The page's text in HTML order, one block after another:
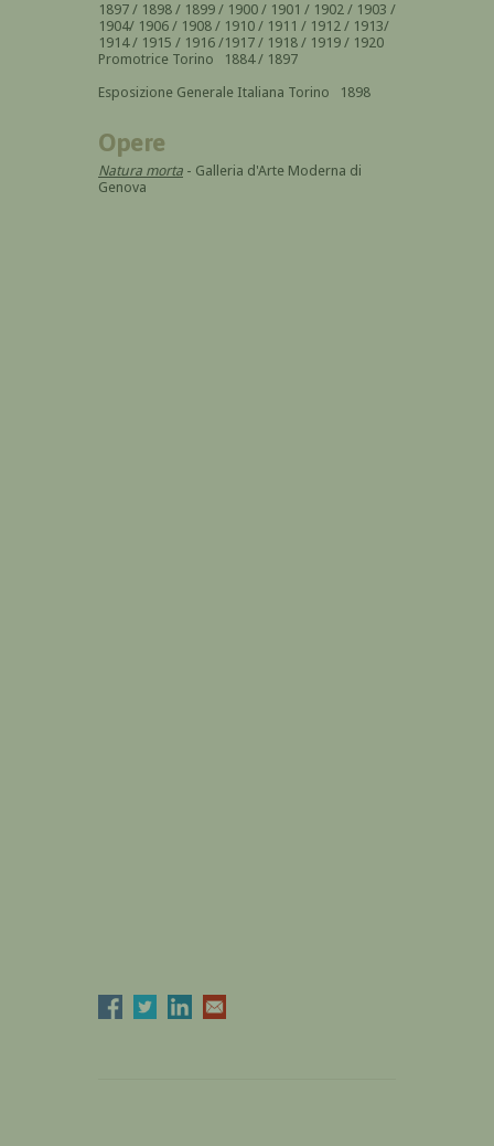
1897 / 1898 / 1899 / 1900 / 1901 / 1902 / 1903 /
1904/ 1906 / 1908 / 1910 / 1911 / 1912 / 1913/
1914 / 1915 / 1916 /1917 / 1918 / 1919 / 1920
Promotrice Torino 1884 / 1897
Esposizione Generale Italiana Torino 1898
Opere
Natura morta - Galleria d'Arte Moderna di
Genova